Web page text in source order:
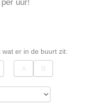
uur!
er in de buurt zit: